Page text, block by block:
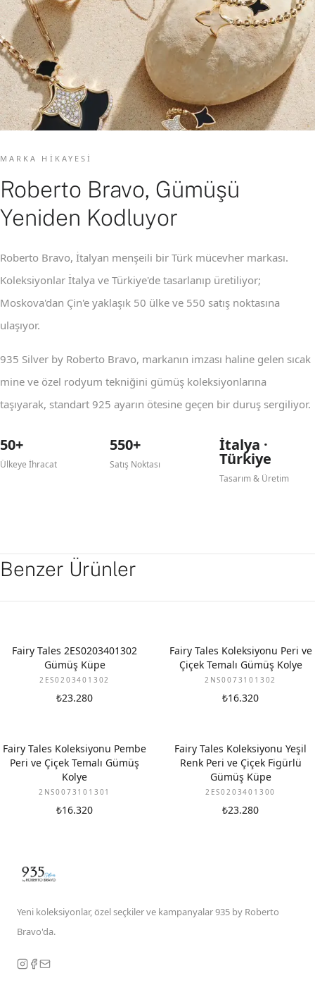
MARKA HIKAYESI
Roberto Bravo, Gümüşü
Yeniden Kodluyor
Roberto Bravo, İtalyan menşeili bir Türk mücevher markası.
Koleksiyonlar İtalya ve Türkiye'de tasarlanıp üretiliyor;
Moskova'dan Çin'e yaklaşık 50 ülke ve 550 satış noktasına
ulaşıyor.
935 Silver by Roberto Bravo, markanın imzası haline gelen sıcak
mine ve özel rodyum tekniğini gümüş koleksiyonlarına
taşıyarak, standart 925 ayarın ötesine geçen bir duruş sergiliyor.
50+
Ülkeye İhracat
550+
Satış Noktası
İtalya ·
Türkiye
Tasarım & Üretim
Benzer Ürünler
Fairy Tales 2ES0203401302
Gümüş Küpe
2ES0203401302
₺23.280
Fairy Tales Koleksiyonu Peri ve
Çiçek Temalı Gümüş Kolye
2NS0073101302
₺16.320
Fairy Tales Koleksiyonu Pembe
Peri ve Çiçek Temalı Gümüş
Kolye
2NS0073101301
₺16.320
Fairy Tales Koleksiyonu Yeşil
Renk Peri ve Çiçek Figürlü
Gümüş Küpe
2ES0203401300
₺23.280
Yeni koleksiyonlar, özel seçkiler ve kampanyalar 935 by Roberto
Bravo'da.